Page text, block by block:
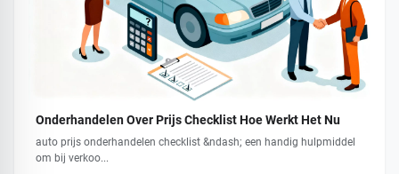
Onderhandelen Over Prijs Checklist Hoe Werkt Het Nu
auto prijs onderhandelen checklist &ndash; een handig hulpmiddel
om bij verkoo...